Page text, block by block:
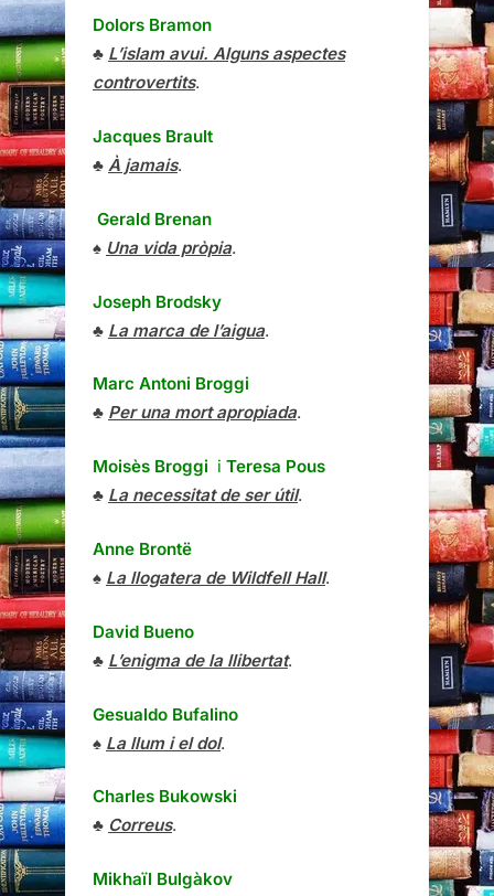
Dolors Bramon
♣ L’islam avui. Alguns aspectes
controvertits.
Jacques Brault
♣ À jamais.
Gerald Brenan
♠ Una vida pròpia.
Joseph Brodsky
♣ La marca de l’aigua.
Marc Antoni Broggi
♣ Per una mort apropiada.
Moisès Broggi i Teresa Pous
♣ La necessitat de ser útil.
Anne Brontë
♠ La llogatera de Wildfell Hall.
David Bueno
♣ L’enigma de la llibertat.
Gesualdo Bufalino
♠ La llum i el dol.
Charles Bukowski
♣ Correus.
Mikhaïl Bulgàkov